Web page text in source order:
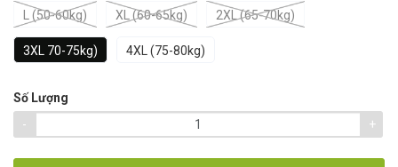
L (50-60kg) XL (60-65kg) 2XL (65-70kg)
3XL 70-75kg) 4XL (75-80kg)
Số Lượng
-
+